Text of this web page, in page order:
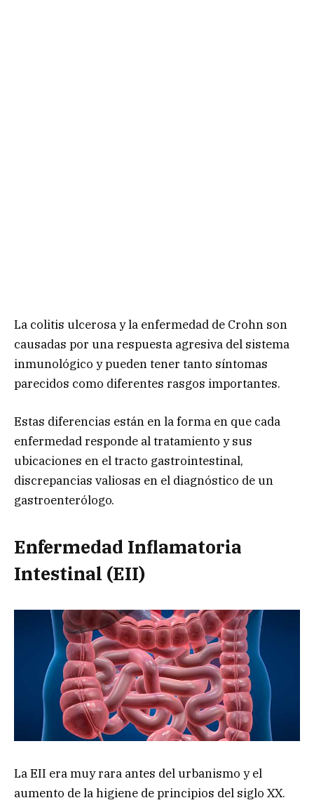
La colitis ulcerosa y la enfermedad de Crohn son
causadas por una respuesta agresiva del sistema
inmunológico y pueden tener tanto síntomas
parecidos como diferentes rasgos importantes.
Estas diferencias están en la forma en que cada
enfermedad responde al tratamiento y sus
ubicaciones en el tracto gastrointestinal,
discrepancias valiosas en el diagnóstico de un
gastroenterólogo.
Enfermedad Inflamatoria
Intestinal (EII)
La EII era muy rara antes del urbanismo y el
aumento de la higiene de principios del siglo XX.